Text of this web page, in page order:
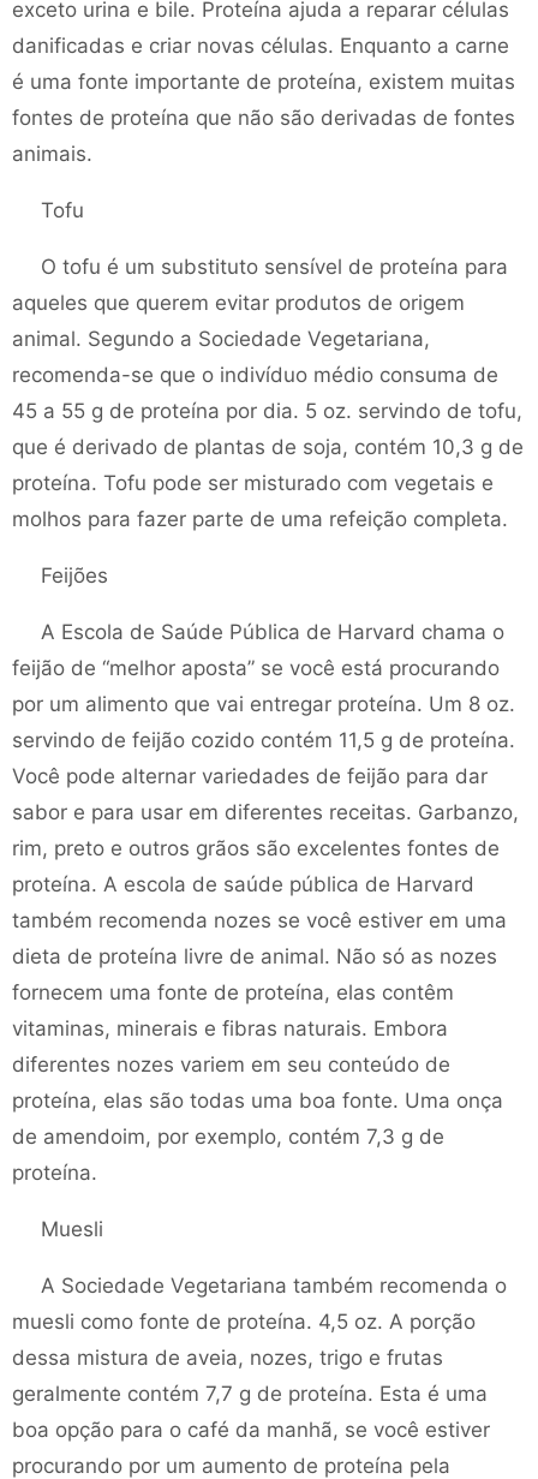
exceto urina e bile. Proteína ajuda a reparar células
danificadas e criar novas células. Enquanto a carne
é uma fonte importante de proteína, existem muitas
fontes de proteína que não são derivadas de fontes
animais.
Tofu
O tofu é um substituto sensível de proteína para
aqueles que querem evitar produtos de origem
animal. Segundo a Sociedade Vegetariana,
recomenda-se que o indivíduo médio consuma de
45 a 55 g de proteína por dia. 5 oz. servindo de tofu,
que é derivado de plantas de soja, contém 10,3 g de
proteína. Tofu pode ser misturado com vegetais e
molhos para fazer parte de uma refeição completa.
Feijões
A Escola de Saúde Pública de Harvard chama o
feijão de “melhor aposta” se você está procurando
por um alimento que vai entregar proteína. Um 8 oz.
servindo de feijão cozido contém 11,5 g de proteína.
Você pode alternar variedades de feijão para dar
sabor e para usar em diferentes receitas. Garbanzo,
rim, preto e outros grãos são excelentes fontes de
proteína. A escola de saúde pública de Harvard
também recomenda nozes se você estiver em uma
dieta de proteína livre de animal. Não só as nozes
fornecem uma fonte de proteína, elas contêm
vitaminas, minerais e fibras naturais. Embora
diferentes nozes variem em seu conteúdo de
proteína, elas são todas uma boa fonte. Uma onça
de amendoim, por exemplo, contém 7,3 g de
proteína.
Muesli
A Sociedade Vegetariana também recomenda o
muesli como fonte de proteína. 4,5 oz. A porção
dessa mistura de aveia, nozes, trigo e frutas
geralmente contém 7,7 g de proteína. Esta é uma
boa opção para o café da manhã, se você estiver
procurando por um aumento de proteína pela